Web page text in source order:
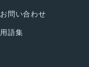
お問い合わせ
用語集